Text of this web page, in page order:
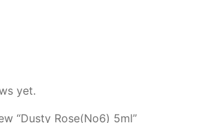
yet.
“Dusty Rose(No6) 5ml”